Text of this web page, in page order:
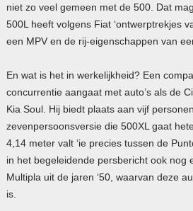
niet zo veel gemeen met de 500. Dat
500L heeft volgens Fiat ‘ontwerptrekjes
een MPVen de rij-eigenschappen van
En wat is het in werkelijkheid? Een
concurrentie aangaat met auto’s als de
Kia Soul. Hij biedt plaats aan vijf
zevenpersoonsversie die 500XL gaat
4,14 meter valt ‘ie precies tussen de
in het begeleidende persbericht ook nog
Multipla uit de jaren ‘50, waarvan deze
is.